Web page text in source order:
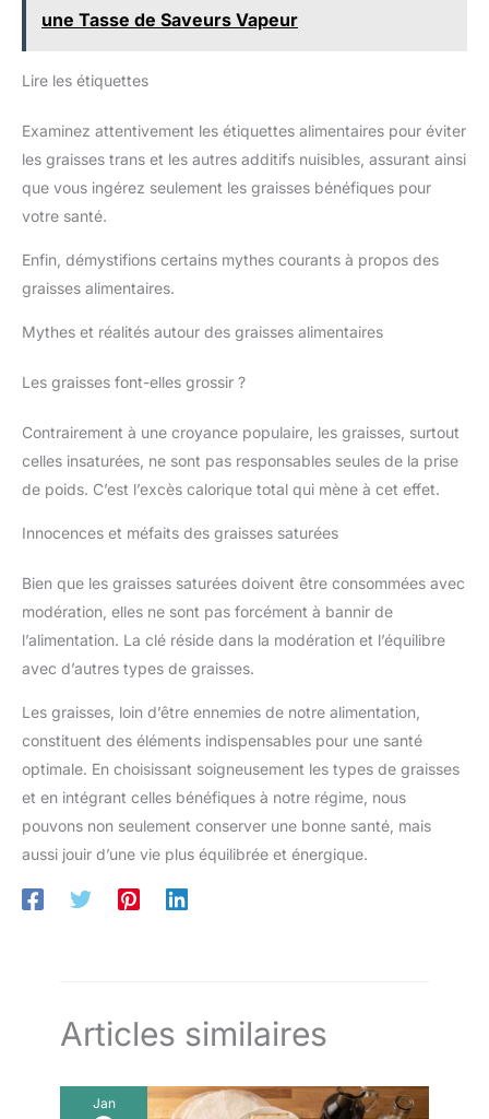
une Tasse de Saveurs Vapeur
Lire les étiquettes
Examinez attentivement les étiquettes alimentaires pour éviter
les graisses trans et les autres additifs nuisibles, assurant ainsi
que vous ingérez seulement les graisses bénéfiques pour
votre santé.
Enfin, démystifions certains mythes courants à propos des
graisses alimentaires.
Mythes et réalités autour des graisses alimentaires
Les graisses font-elles grossir ?
Contrairement à une croyance populaire, les graisses, surtout
celles insaturées, ne sont pas responsables seules de la prise
de poids. C’est l’excès calorique total qui mène à cet effet.
Innocences et méfaits des graisses saturées
Bien que les graisses saturées doivent être consommées avec
modération, elles ne sont pas forcément à bannir de
l’alimentation. La clé réside dans la modération et l’équilibre
avec d’autres types de graisses.
Les graisses, loin d’être ennemies de notre alimentation,
constituent des éléments indispensables pour une santé
optimale. En choisissant soigneusement les types de graisses
et en intégrant celles bénéfiques à notre régime, nous
pouvons non seulement conserver une bonne santé, mais
aussi jouir d’une vie plus équilibrée et énergique.
Articles similaires
Jan